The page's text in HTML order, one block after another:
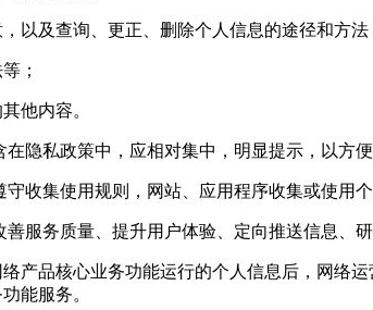
以及查询、更正、删除个人信息的途径和方法
；
他内容。
隐私政策中，应相对集中，明显提示，以方
收集使用规则，网站、应用程序收集或使用
服务质量、提升用户体验、定向推送信息、
产品核心业务功能运行的个人信息后，网络
能服务。